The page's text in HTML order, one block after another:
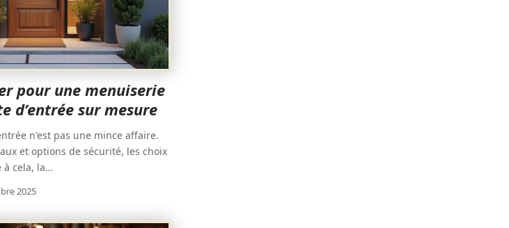
pour une menuiserie
d’entrée sur mesure
n'est pas une mince affaire.
et options de sécurité, les choix
à cela, la…
2025